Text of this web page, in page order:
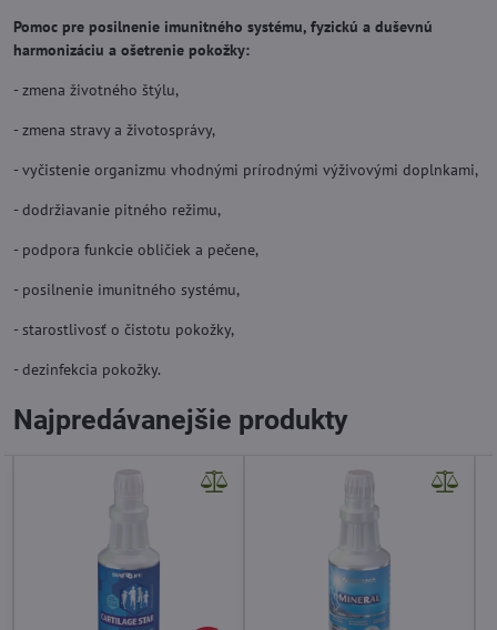
Pomoc pre posilnenie imunitného systému, fyzickú a duševnú
harmonizáciu a ošetrenie pokožky:
- zmena životného štýlu,
- zmena stravy a životosprávy,
- vyčistenie organizmu vhodnými prírodnými výživovými doplnkami,
- dodržiavanie pitného režimu,
- podpora funkcie obličiek a pečene,
- posilnenie imunitného systému,
- starostlivosť o čistotu pokožky,
- dezinfekcia pokožky.
Najpredávanejšie produkty